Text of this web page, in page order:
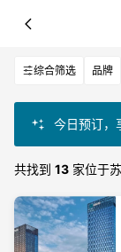
综合筛选 品牌
今日预订，
共找到 13 家位于